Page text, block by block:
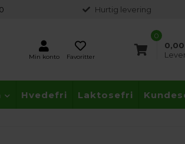
Hurtig levering
Favoritter
Min konto
0
0,00
Hvedefri Laktosefri